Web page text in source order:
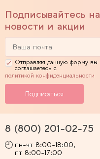
Подписывайтесь на
новости и акции
Отправляя данную форму вы
соглашаетесь с
политикой конфиденциальности
8 (800) 201-02-75
пн-чт 8:00-18:00,
пт 8:00-17:00